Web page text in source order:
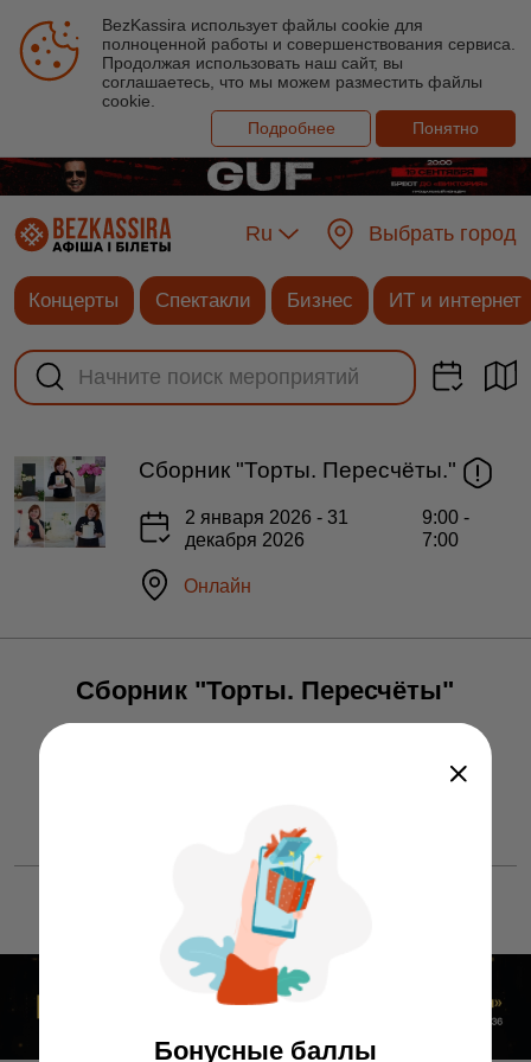
BezKassira использует файлы cookie для
полноценной работы и совершенствования сервиса.
Продолжая использовать наш сайт, вы
соглашаетесь, что мы можем разместить файлы
cookie.
Подробнее
Понятно
Ru Выбрать город
Концерты Спектакли Бизнес ИТ и интернет
Бонусные баллы
Сборник "Торты. Пересчёты."
2 января 2026 - 31
декабря 2026
9:00 -
7:00
Онлайн
Сборник "Торты. Пересчёты"